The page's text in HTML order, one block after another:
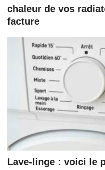
chaleur de vos
facture
Lave-linge : voici le